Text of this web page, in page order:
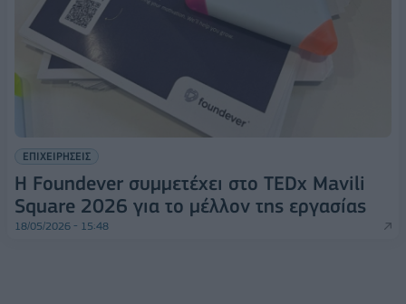
ΕΠΙΧΕΙΡΗΣΕΙΣ
Η Foundever συμμετέχει στο TEDx Mavili
Square 2026 για το μέλλον της εργασίας
18/05/2026 - 15:48